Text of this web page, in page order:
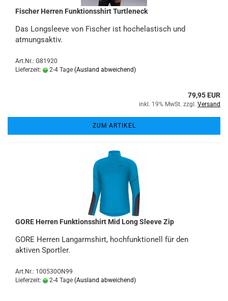
Fischer Herren Funktionsshirt Turtleneck
Das Longsleeve von Fischer ist hochelastisch und
atmungsaktiv.
Art.Nr.: G81920
Lieferzeit:
2-4 Tage (Ausland abweichend)
79,95 EUR
inkl. 19% MwSt. zzgl. Versand
ZUM ARTIKEL
GORE Herren Funktionsshirt Mid Long Sleeve Zip
GORE Herren Langarmshirt, hochfunktionell für den
aktiven Sportler.
Art.Nr.: 100530ON99
Lieferzeit:
2-4 Tage (Ausland abweichend)